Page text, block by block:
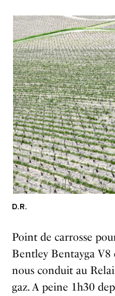
D.R.
Point de carrosse
Bentley Bentayga V8
nous conduit au
gaz. A peine 1h30